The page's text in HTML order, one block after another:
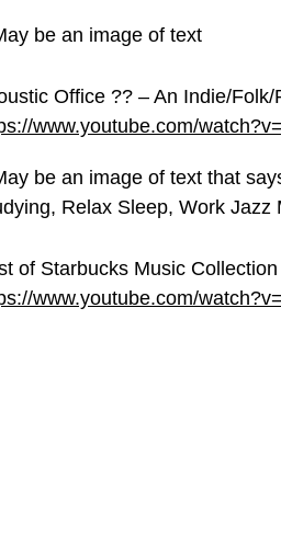
Office ??️ – An Indie/
www.youtube.com/
of Starbucks Music
www.youtube.com/